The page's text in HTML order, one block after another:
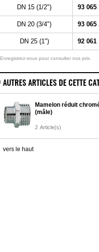
DN 15 (1/2") 93 065
DN 20 (3/4") 93 065
DN 25 (1") 92 061
Enregistrez-vous pour consulter nos prix.
AUTRES ARTICLES DE CETTE
Mamelon réduit
(mâle)
2 Article(s)
vers le haut